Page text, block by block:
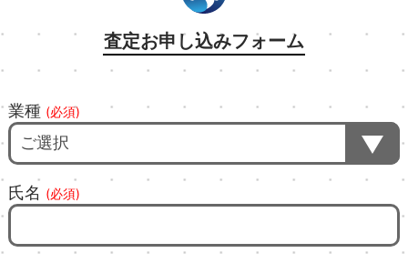
査定お申し込みフォーム
業種 (必須)
氏名 (必須)